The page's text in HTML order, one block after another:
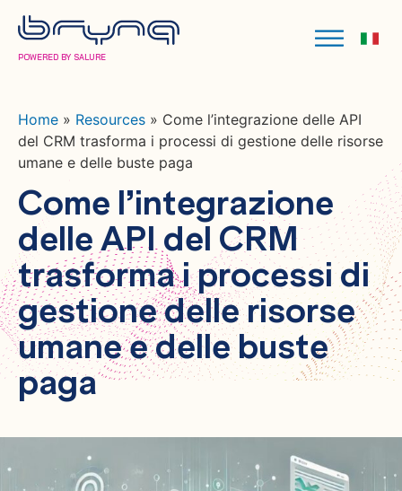
POWERED BY SALURE
Home » Resources » Come l’integrazione delle API
del CRM trasforma i processi di gestione delle risorse
umane e delle buste paga
Come l’integrazione
delle API del CRM
trasforma i processi di
gestione delle risorse
umane e delle buste
paga